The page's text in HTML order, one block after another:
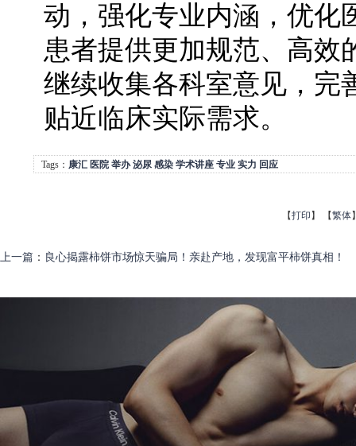
动，强化专业内涵，优化
患者提供更加规范、高效
继续收集各科室意见，完
贴近临床实际需求。
Tags： 康汇 医院 举办 泌尿 感染 学术讲座 专业 实力 回应
【打印 】 【繁体
上一篇 ： 良心揭露柿饼市场惊天骗局！亲赴产地，发现富平柿饼真相！